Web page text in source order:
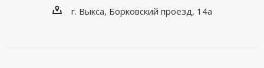
г. Выкса, Борковский проезд, 14а